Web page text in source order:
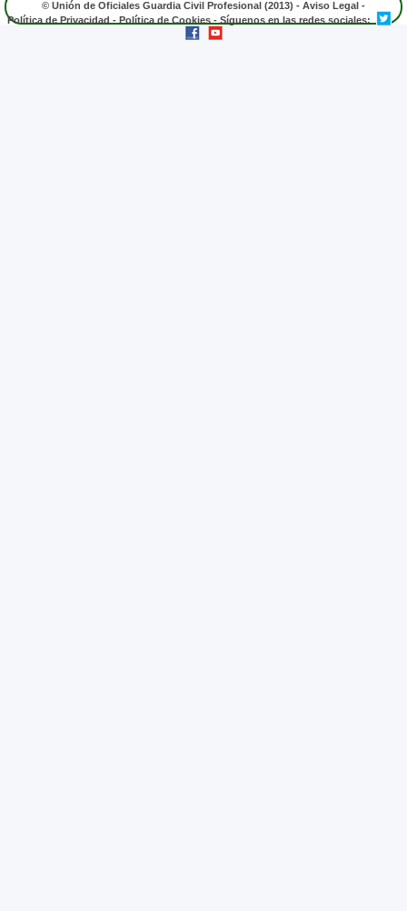
© Unión de Oficiales Guardia Civil Profesional (2013) - Aviso Legal -
Política de Privacidad - Política de Cookies - Síguenos en las redes sociales: